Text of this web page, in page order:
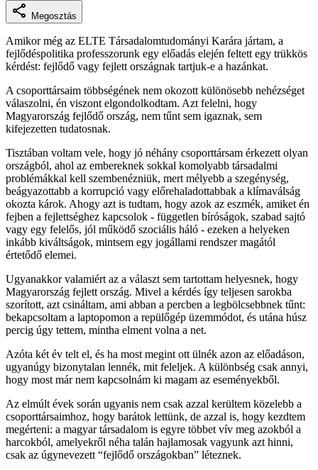
Megosztás
Amikor még az ELTE Társadalomtudományi Karára jártam, a
fejlődéspolitika professzorunk egy előadás elején feltett egy trükkös
kérdést: fejlődő vagy fejlett országnak tartjuk-e a hazánkat.
A csoporttársaim többségének nem okozott különösebb nehézséget
válaszolni, én viszont elgondolkodtam. Azt felelni, hogy
Magyarország fejlődő ország, nem tűnt sem igaznak, sem
kifejezetten tudatosnak.
Tisztában voltam vele, hogy jó néhány csoporttársam érkezett olyan
országból, ahol az embereknek sokkal komolyabb társadalmi
problémákkal kell szembenézniük, mert mélyebb a szegénység,
beágyazottabb a korrupció vagy előrehaladottabbak a klímaválság
okozta károk. Ahogy azt is tudtam, hogy azok az eszmék, amiket én
fejben a fejlettséghez kapcsolok - független bíróságok, szabad sajtó
vagy egy felelős, jól működő szociális háló - ezeken a helyeken
inkább kiváltságok, mintsem egy jogállami rendszer magától
értetődő elemei.
Ugyanakkor valamiért az a választ sem tartottam helyesnek, hogy
Magyarország fejlett ország. Mivel a kérdés így teljesen sarokba
szorított, azt csináltam, ami abban a percben a legbölcsebbnek tűnt:
bekapcsoltam a laptopomon a repülőgép üzemmódot, és utána húsz
percig úgy tettem, mintha elment volna a net.
Azóta két év telt el, és ha most megint ott ülnék azon az előadáson,
ugyanúgy bizonytalan lennék, mit feleljek. A különbség csak annyi,
hogy most már nem kapcsolnám ki magam az eseményekből.
Az elmúlt évek során ugyanis nem csak azzal kerültem közelebb a
csoporttársaimhoz, hogy barátok lettünk, de azzal is, hogy kezdtem
megérteni: a magyar társadalom is egyre többet vív meg azokból a
harcokból, amelyekről néha talán hajlamosak vagyunk azt hinni,
csak az úgynevezett “fejlődő országokban” léteznek.